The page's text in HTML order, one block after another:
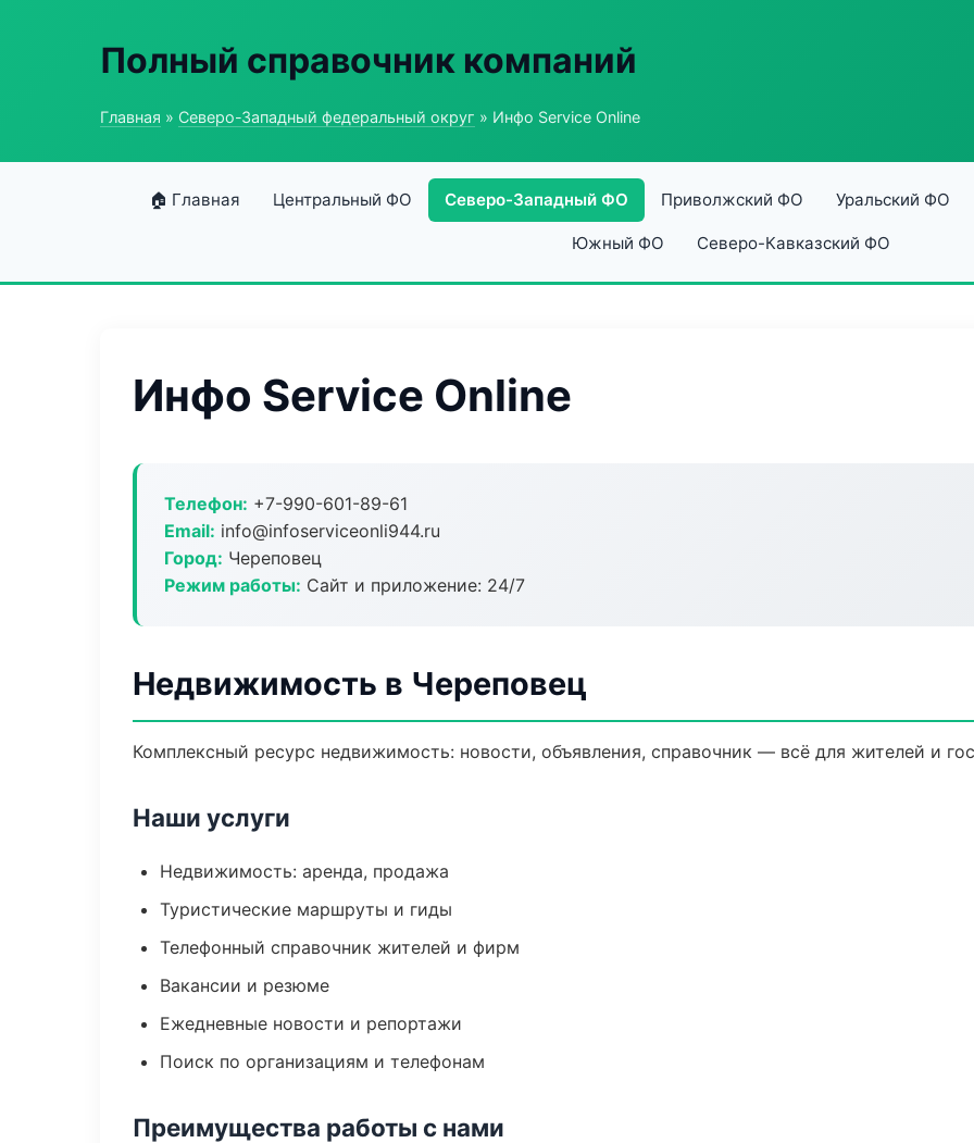
Полный справочник компаний
Главная » Северо-Западный федеральный округ » Инфо Service Online
🏠 Главная Центральный ФО Северо-Западный ФО Приволжский ФО Уральский ФО
Южный ФО Северо-Кавказский ФО
Инфо Service Online
Телефон: +7-990-601-89-61
Email: info@infoserviceonli944.ru
Город: Череповец
Режим работы: Сайт и приложение: 24/7
Недвижимость в Череповец
Комплексный ресурс недвижимость: новости, объявления, справочник — всё для жителей и
Наши услуги
Недвижимость: аренда, продажа
Туристические маршруты и гиды
Телефонный справочник жителей и фирм
Вакансии и резюме
Ежедневные новости и репортажи
Поиск по организациям и телефонам
Преимущества работы с нами